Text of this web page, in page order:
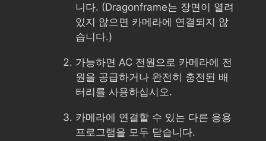
니다. (Dragonframe는 장면이 열려
있지 않으면 카메라에 연결되지 않
습니다.)
가능하면 AC 전원으로 카메라에 전
원을 공급하거나 완전히 충전된 배
터리를 사용하십시오.
카메라에 연결할 수 있는 다른 응용
프로그램을 모두 닫습니다.